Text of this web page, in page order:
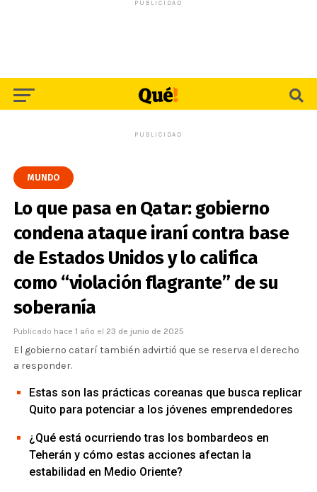
PUBLICIDAD
PUBLICIDAD
MUNDO
Lo que pasa en Qatar: gobierno
condena ataque iraní contra base
de Estados Unidos y lo califica
como “violación flagrante” de su
soberanía
Publicado hace 1 año el 23 de junio de 2025
El gobierno catarí también advirtió que se reserva el derecho
a responder.
Estas son las prácticas coreanas que busca replicar
Quito para potenciar a los jóvenes emprendedores
¿Qué está ocurriendo tras los bombardeos en
Teherán y cómo estas acciones afectan la
estabilidad en Medio Oriente?